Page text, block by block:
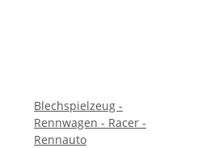
Blechspielzeug -
Rennwagen - Racer -
Rennauto